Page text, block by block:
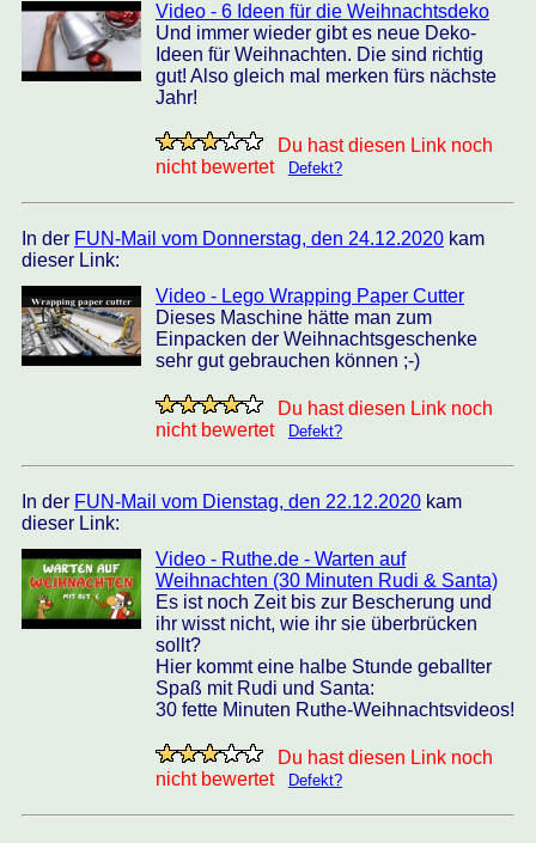
Video - 6 Ideen für die Weihnachtsdeko
Und immer wieder gibt es neue Deko-
Ideen für Weihnachten. Die sind richtig
gut! Also gleich mal merken fürs nächste
Jahr!
Du hast diesen Link noch
nicht bewertet
Defekt?
In der FUN-Mail vom Donnerstag, den 24.12.2020 kam
dieser Link:
Video - Lego Wrapping Paper Cutter
Dieses Maschine hätte man zum
Einpacken der Weihnachtsgeschenke
sehr gut gebrauchen können ;-)
Du hast diesen Link noch
nicht bewertet
Defekt?
In der FUN-Mail vom Dienstag, den 22.12.2020 kam
dieser Link:
Video - Ruthe.de - Warten auf
Weihnachten (30 Minuten Rudi & Santa)
Es ist noch Zeit bis zur Bescherung und
ihr wisst nicht, wie ihr sie überbrücken
sollt?
Hier kommt eine halbe Stunde geballter
Spaß mit Rudi und Santa:
30 fette Minuten Ruthe-Weihnachtsvideos!
Du hast diesen Link noch
nicht bewertet
Defekt?